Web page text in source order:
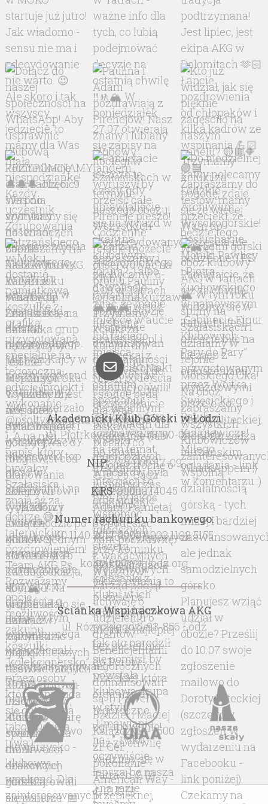
delegatów na WZ PZA Wolne wnioski
Zamknięcie zebrania Liczymy na Wasze liczne
przybycie!Zarząd AKG
kontakt
Akademicki Klub Górski w Łodzi
ul. Piotrkowska 132/53, 90-062 Łódź
NIP:726-000-17-09
KRS:0000074045
Numer rachunku bankowego:
40 1140 2017 0000 4902 1192 5155
kontakt@akglodz.org
Ścianka Wspinaczkowa AKG
ul. Różyckiego 5, 93-856 Łódź